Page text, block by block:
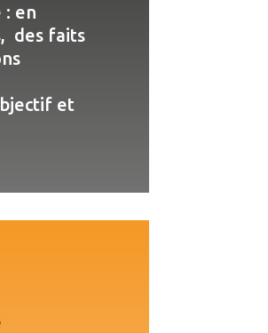
: en
des faits
et